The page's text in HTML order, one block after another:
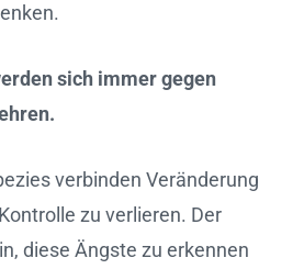
sich immer gegen
verbinden Veränderung
zu verlieren. Der
diese Ängste zu erkennen